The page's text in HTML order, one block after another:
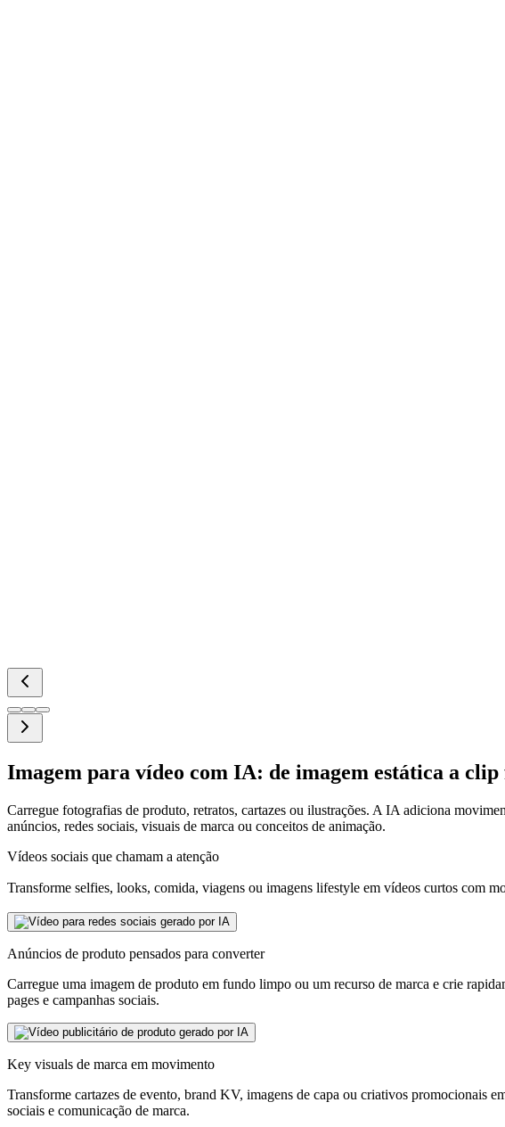
Imagem para vídeo com IA: de imagem estática a
Carregue fotografias de produto, retratos, cartazes ou ilustrações. A IA adiciona
anúncios, redes sociais, visuais de marca ou conceitos de animação.
Vídeos sociais que chamam a atenção
Transforme selfies, looks, comida, viagens ou imagens lifestyle em vídeos curtos com
Anúncios de produto pensados para converter
Carregue uma imagem de produto em fundo limpo ou um recurso de marca e crie
pages e campanhas sociais.
Key visuals de marca em movimento
Transforme cartazes de evento, brand KV, imagens de capa ou criativos promocionais
sociais e comunicação de marca.